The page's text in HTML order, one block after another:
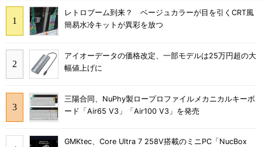
レトロブーム到来？ ベージュカラーが目を引くCRT風
簡易水冷キットが異彩を放つ
アイオーデータの価格改定、一部モデルは25万円超の大
幅値上げに
三陽合同、NuPhy製ロープロファイルメカニカルキーボ
ード「Air65 V3」「Air100 V3」を発売
GMKtec、Core Ultra 7 258V搭載のミニPC「NucBox